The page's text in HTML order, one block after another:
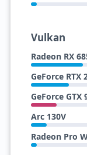
Vulkan
Radeon RX
GeForce RTX
GeForce GTX
Arc 130V
Radeon Pro